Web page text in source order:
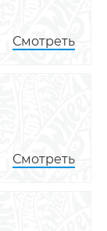
Смотреть
Смотреть